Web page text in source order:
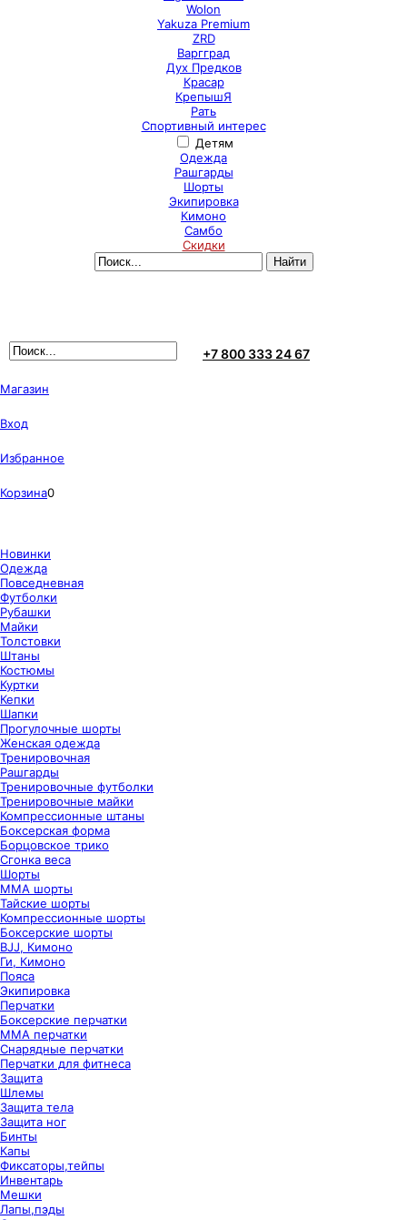
Wolon
Yakuza Premium
ZRD
Варгград
Дух Предков
Красар
КрепышЯ
Рать
Спортивный интерес
Детям
Одежда
Рашгарды
Шорты
Экипировка
Кимоно
Самбо
Скидки
+7 800 333 24 67
Магазин
Вход
Избранное
Корзина0
Новинки
Одежда
Повседневная
Футболки
Рубашки
Майки
Толстовки
Штаны
Костюмы
Куртки
Кепки
Шапки
Прогулочные шорты
Женская одежда
Тренировочная
Рашгарды
Тренировочные футболки
Тренировочные майки
Компрессионные штаны
Боксерская форма
Борцовское трико
Сгонка веса
Шорты
ММА шорты
Тайские шорты
Компрессионные шорты
Боксерские шорты
BJJ, Кимоно
Ги, Кимоно
Пояса
Экипировка
Перчатки
Боксерские перчатки
ММА перчатки
Снарядные перчатки
Перчатки для фитнеса
Защита
Шлемы
Защита тела
Защита ног
Бинты
Капы
Фиксаторы,тейпы
Инвентарь
Мешки
Лапы,пэды